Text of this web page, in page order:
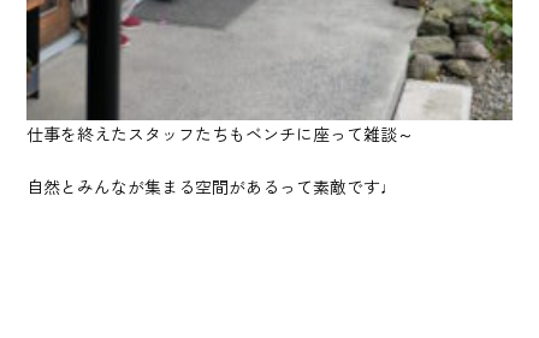
仕事を終えたスタッフたちもベンチに座って雑談～
自然とみんなが集まる空間があるって素敵です♩